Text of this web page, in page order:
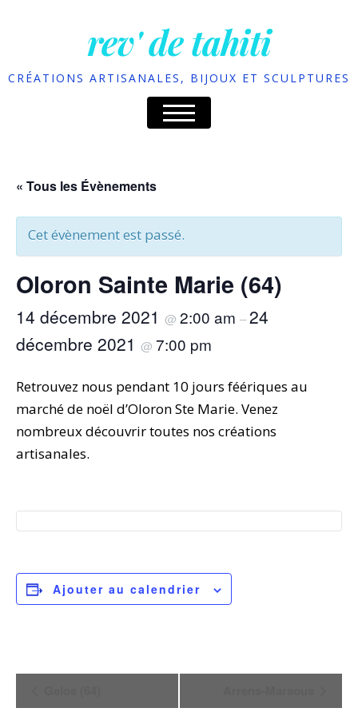
rev' de tahiti
CRÉATIONS ARTISANALES, BIJOUX ET SCULPTURES
« Tous les Évènements
Cet évènement est passé.
Oloron Sainte Marie (64)
14 décembre 2021 @ 2:00 am –24
décembre 2021 @ 7:00 pm
Retrouvez nous pendant 10 jours féériques au
marché de noël d’Oloron Ste Marie. Venez
nombreux découvrir toutes nos créations
artisanales.
Ajouter au calendrier